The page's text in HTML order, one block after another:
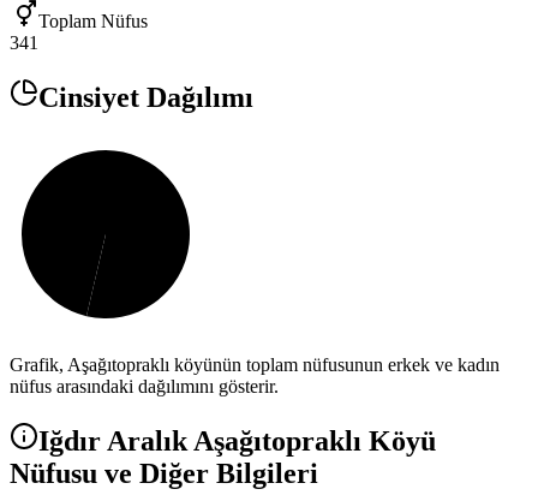
Toplam Nüfus
341
Cinsiyet Dağılımı
Grafik, Aşağıtopraklı köyünün toplam nüfusunun erkek ve kadın
nüfus arasındaki dağılımını gösterir.
Iğdır Aralık Aşağıtopraklı Köyü
Nüfusu ve Diğer Bilgileri